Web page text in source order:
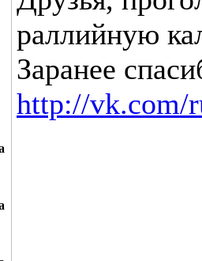
раллийную
Заранее
http://vk.com/